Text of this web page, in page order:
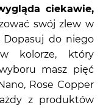
ciekawie,
swój zlew w
Dopasuj do niego
kolorze, który
masz pięć
Rose Copper
z produktów